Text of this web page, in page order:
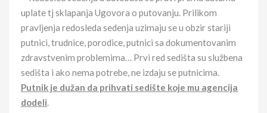
uplate tj sklapanja Ugovora o putovanju. Prilikom
pravljenja redosleda sedenja uzimaju se u obzir stariji
putnici, trudnice, porodice, putnici sa dokumentovanim
zdravstvenim problemima… Prvi red sedišta su službena
sedišta i ako nema potrebe, ne izdaju se putnicima.
Putnik je dužan da prihvati sedište koje mu agencija
dodeli.